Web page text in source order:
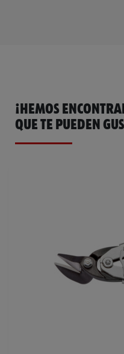
¡HEMOS
QUE TE PUEDEN